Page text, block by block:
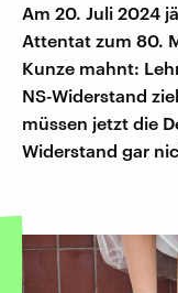
Am 20. Juli 2024
Attentat zum 80.
Kunze mahnt:
NS-Widerstand
müssen jetzt die
Widerstand gar